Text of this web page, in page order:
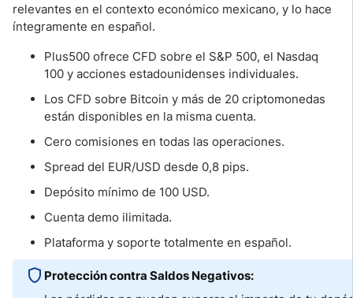
relevantes en el contexto económico mexicano, y lo hace
íntegramente en español.
Plus500 ofrece CFD sobre el S&P 500, el Nasdaq
100 y acciones estadounidenses individuales.
Los CFD sobre Bitcoin y más de 20 criptomonedas
están disponibles en la misma cuenta.
Cero comisiones en todas las operaciones.
Spread del EUR/USD desde 0,8 pips.
Depósito mínimo de 100 USD.
Cuenta demo ilimitada.
Plataforma y soporte totalmente en español.
Protección contra Saldos Negativos: